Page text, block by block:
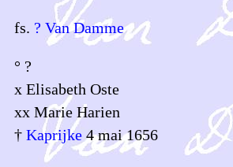
fs. ? Van Damme
° ?
x Elisabeth Oste
xx Marie Harien
† Kaprijke 4 mai 1656